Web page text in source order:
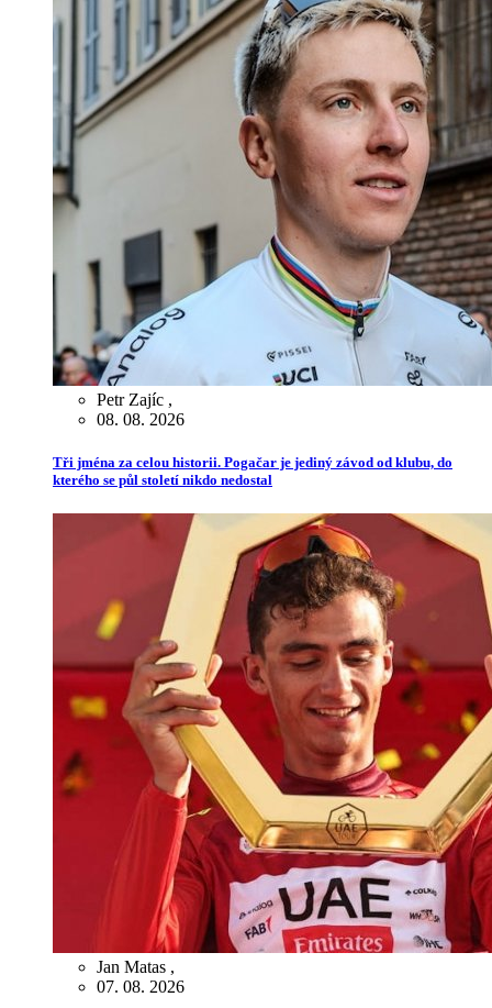
Petr Zajíc ,
08. 08. 2026
Tři jména za celou historii. Pogačar je jediný závod od klubu, do
kterého se půl století nikdo nedostal
Jan Matas ,
07. 08. 2026